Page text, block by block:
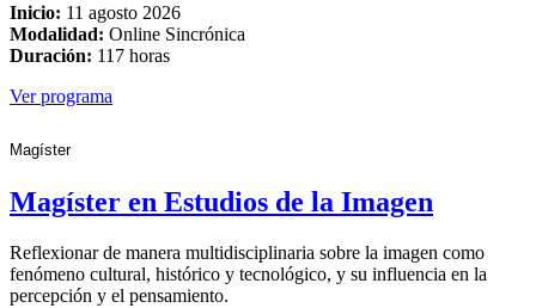
Inicio: 11 agosto 2026
Modalidad: Online Sincrónica
Duración: 117 horas
Ver programa
Magíster
Magíster en Estudios de la Imagen
Reflexionar de manera multidisciplinaria sobre la imagen como
fenómeno cultural, histórico y tecnológico, y su influencia en la
percepción y el pensamiento.